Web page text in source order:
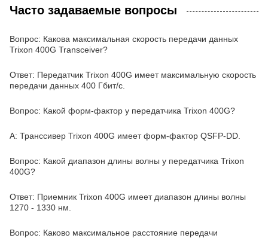
Часто задаваемые вопросы
Вопрос: Какова максимальная скорость передачи данных
Trixon 400G Transceiver?
Ответ: Передатчик Trixon 400G имеет максимальную скорость
передачи данных 400 Гбит/с.
Вопрос: Какой форм-фактор у передатчика Trixon 400G?
A: Транссивер Trixon 400G имеет форм-фактор QSFP-DD.
Вопрос: Какой диапазон длины волны у передатчика Trixon
400G?
Ответ: Приемник Trixon 400G имеет диапазон длины волны
1270 - 1330 нм.
Вопрос: Каково максимальное расстояние передачи